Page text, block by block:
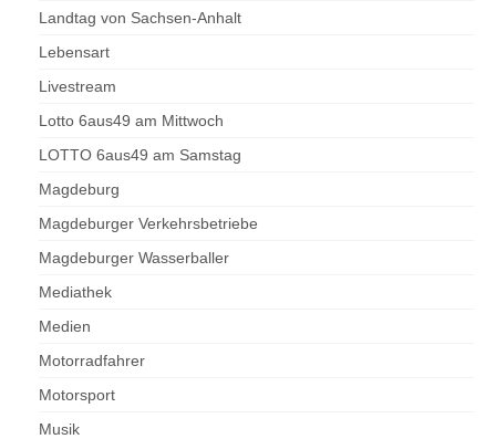
Landtag von Sachsen-Anhalt
Lebensart
Livestream
Lotto 6aus49 am Mittwoch
LOTTO 6aus49 am Samstag
Magdeburg
Magdeburger Verkehrsbetriebe
Magdeburger Wasserballer
Mediathek
Medien
Motorradfahrer
Motorsport
Musik